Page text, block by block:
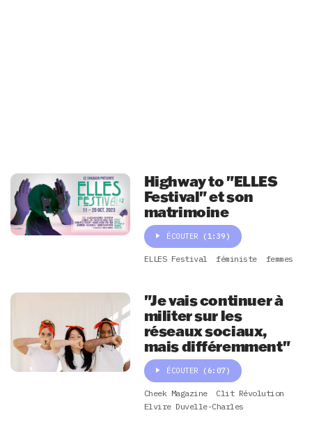
Highway to "ELLES
Festival" et son
matrimoine
ÉCOUTER (1:39)
ELLES Festival féministe femmes
"Je vais continuer à
militer sur les
réseaux sociaux,
mais différemment"
ÉCOUTER (6:07)
Cheek Magazine
Clit Révolution
Elvire Duvelle-Charles